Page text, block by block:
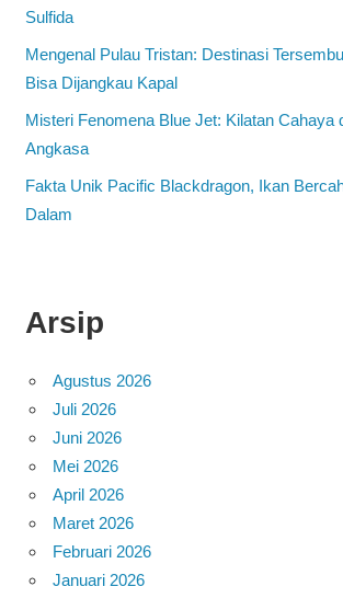
Sulfida
Mengenal Pulau Tristan: Destinasi
Bisa Dijangkau Kapal
Misteri Fenomena Blue Jet: Kilatan Cahaya
Angkasa
Fakta Unik Pacific Blackdragon, Ikan
Dalam
Arsip
Agustus 2026
Juli 2026
Juni 2026
Mei 2026
April 2026
Maret 2026
Februari 2026
Januari 2026